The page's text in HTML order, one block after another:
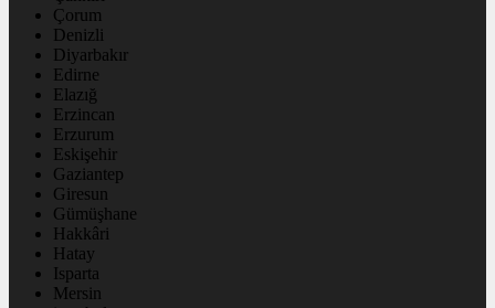
Çorum
Denizli
Diyarbakır
Edirne
Elazığ
Erzincan
Erzurum
Eskişehir
Gaziantep
Giresun
Gümüşhane
Hakkâri
Hatay
Isparta
Mersin